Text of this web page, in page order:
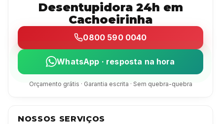
Desentupidora 24h em
Cachoeirinha
0800 590 0040
WhatsApp · resposta na hora
Orçamento grátis · Garantia escrita · Sem quebra-quebra
NOSSOS SERVIÇOS